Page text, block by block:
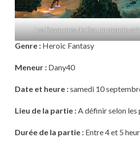
Les Royaumes de Kor, un monde
Genre : Heroic Fantasy
Meneur : Dany40
Date et heure :samedi 10
Lieu de la partie : A définir selon
Durée de la partie : Entre 4 et 5